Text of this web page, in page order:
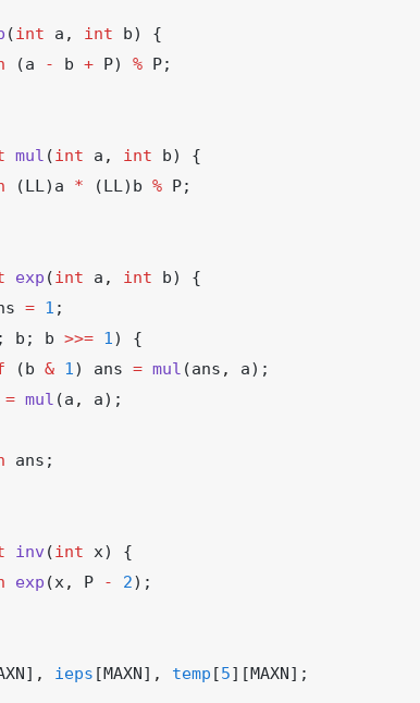
(int a , int b) {
(a - b + P) % P;
mul (int a , int b) {
(LL)a * (LL)b % P;
exp (int a , int b) {
= 1 ;
b >>= 1 ) {
(b & 1 ) ans = mul (ans ,
a);
= mul (a ,
a);
ans;
inv (int x) {
exp (x , P - 2);
, ieps [MAXN] , temp [5][MAXN];